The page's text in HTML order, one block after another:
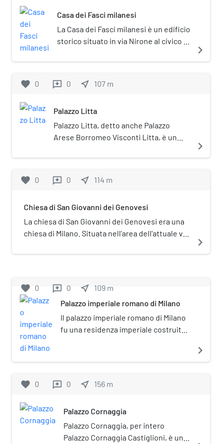
sezione preistorica ed egizia è
ospitata presso il Castello
Sforzesco.
Casa dei Fasci milanesi
La Casa dei Fasci milanesi è un edificio
storico situato in via Nirone al civico 15
municipio 1.
navigate_next
favorite 0 reviews 0 near_me 107 m
Palazzo Litta
Palazzo Litta, detto anche Palazzo
Arese Borromeo Visconti Litta, è un
Magenta a Milano. Considerato uno
dell'architettura barocca milanese, è
regionale del ministero dei beni e delle
attività culturali e del turismo per la
Lombardia, del Polo museale regionale
archeologia belle arti e paesaggio per
navigate_next
favorite 0 reviews 0 near_me 114 m
Chiesa di San Giovanni dei Genovesi
La chiesa di San Giovanni dei Genovesi era una
chiesa di Milano. Situata nell'area dell'attuale via
navigate_next
favorite 0 reviews 0 near_me 109 m
Palazzo imperiale romano di Milano
Il palazzo imperiale romano di Milano
fu una residenza imperiale costruita
diventò capitale dell'Impero romano
d.C. al 402 d.C. Nell'occasione
monumenti, e una parte
considerevole della città (quella
occidentale, una vera e propria città
navigate_next
favorite 0 reviews 0 near_me 156 m
Palazzo Cornaggia
Palazzo Cornaggia, per intero
Palazzo Cornaggia Castiglioni, è un